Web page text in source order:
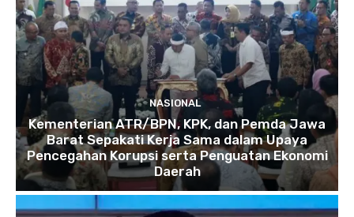
NASIONAL
Kementerian ATR/BPN, KPK, dan Pemda Jawa
Barat Sepakati Kerja Sama dalam Upaya
Pencegahan Korupsi serta Penguatan Ekonomi
Daerah